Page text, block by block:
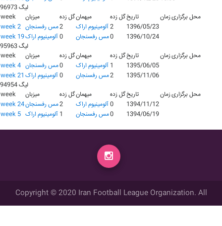
لیگ 96973
week
میزبان گل زدهمیهمان گل زدهتاریخ زمانمحل برگزاری
week 2 مس رفسنجان2 آلومينيوم اراک2
1396/05/23
week 19آلومينيوم اراک0 مس رفسنجان0
1396/10/24
لیگ 95963
week
میزبان گل زدهمیهمان گل زدهتاریخ زمانمحل برگزاری
week 4 مس رفسنجان0 آلومينيوم اراک 1
1395/06/05
week 21 آلومينيوم اراک0 مس رفسنجان2
1395/11/06
لیگ 94954
week
میزبان گل زدهمیهمان گل زدهتاریخ زمانمحل برگزاری
week 24مس رفسنجان2 آلومينيوم اراک0
1394/11/12
week 5 آلومينيوم اراک 1 مس رفسنجان0 1394/06/19
Copyright © 2020 Iran Football League Organization. All